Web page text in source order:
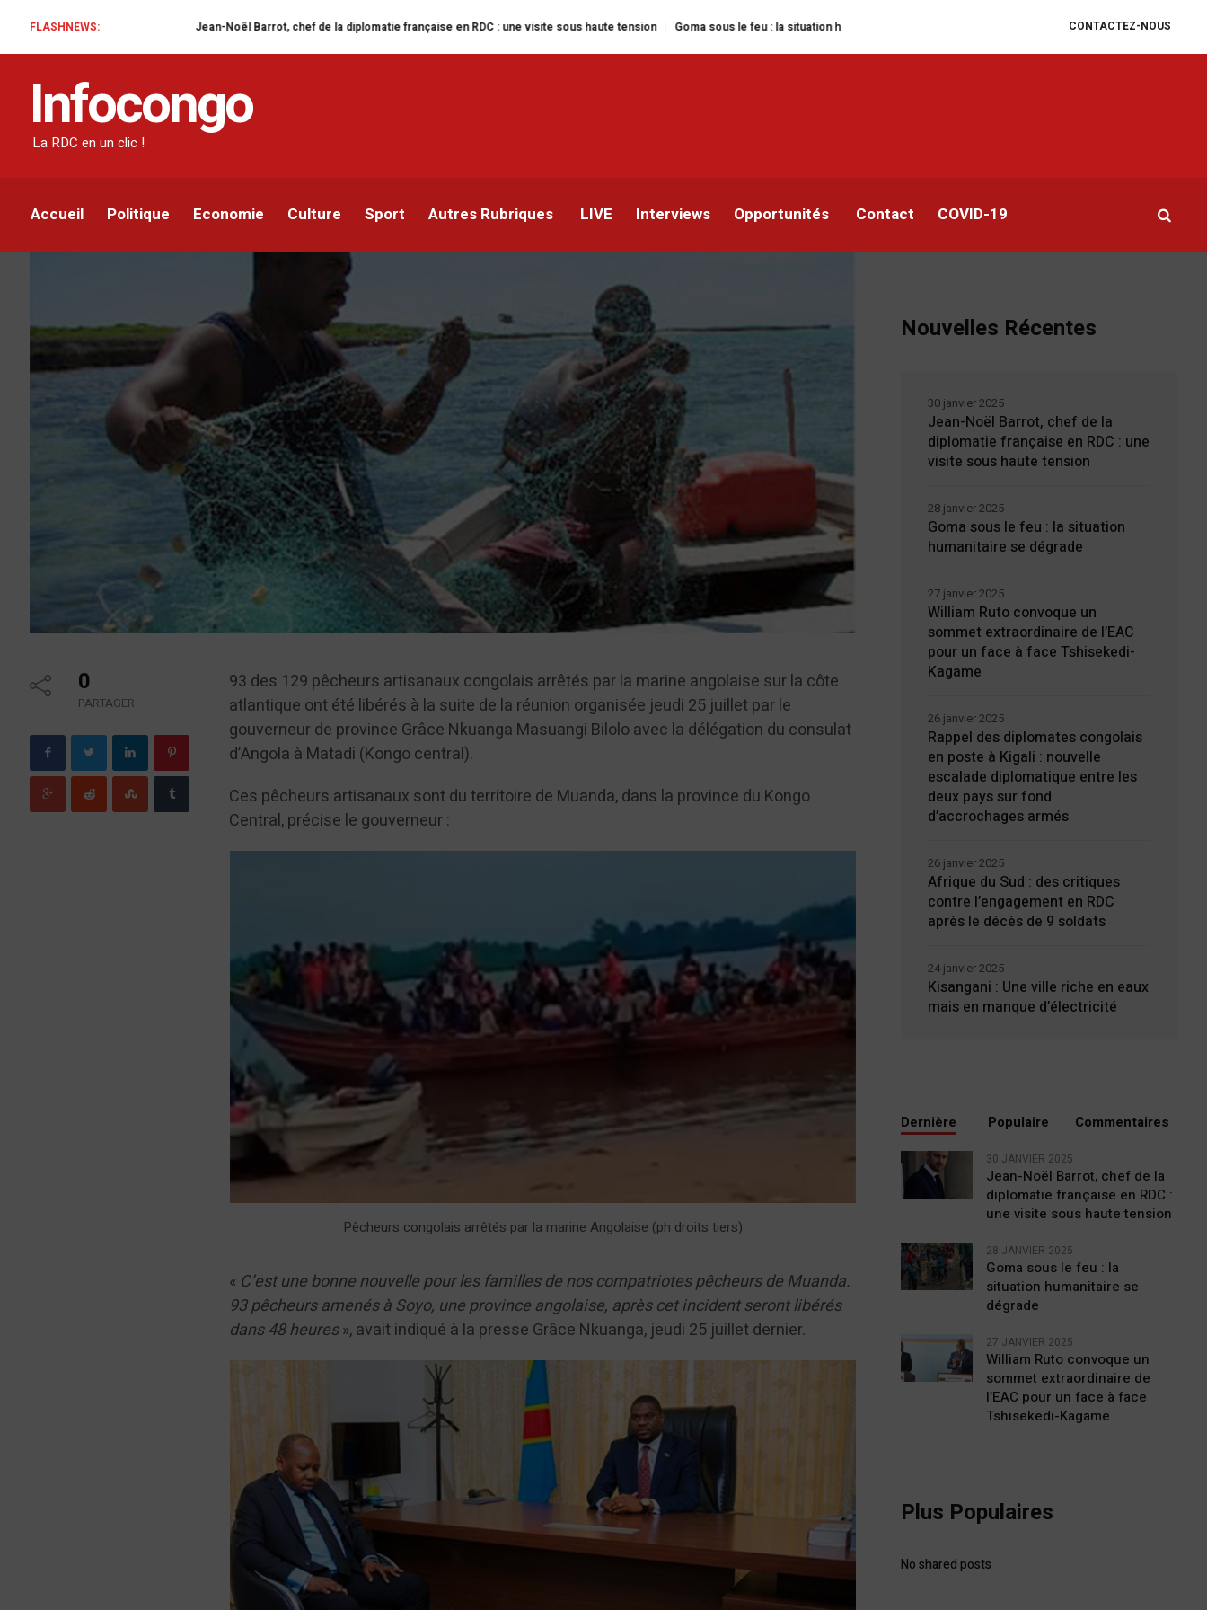
CONTACTEZ-NOUS
FLASHNEWS:Jean-Noël Barrot, chef de la diplomatie française en RDC : une visite sous haute tension Goma sous le feu : la situation humanitaire se dégrade William Ruto convoque un sommet extraordinaire de l’EAC pour
Infocongo
La RDC en un clic !
Accueil Politique Economie Culture Sport Autres Rubriques LIVE Interviews Opportunités Contact COVID-19
Angola – RDC : 93 sur 129 pêcheurs du Kongo
Central arrêtés sur la côte atlantique libérés
0
PARTAGER
93 des 129 pêcheurs artisanaux congolais arrêtés par la marine angolaise sur la côte
atlantique ont été libérés à la suite de la réunion organisée jeudi 25 juillet par le
gouverneur de province Grâce Nkuanga Masuangi Bilolo avec la délégation du consulat
d’Angola à Matadi (Kongo central).
Ces pêcheurs artisanaux sont du territoire de Muanda, dans la province du Kongo
Central, précise le gouverneur :
Pêcheurs congolais arrêtés par la marine Angolaise (ph droits tiers)
« C’est une bonne nouvelle pour les familles de nos compatriotes pêcheurs de Muanda.
93 pêcheurs amenés à Soyo, une province angolaise, après cet incident seront libérés
dans 48 heures», avait indiqué à la presse Grâce Nkuanga, jeudi 25 juillet dernier.
Nouvelles Récentes
Jean-Noël Barrot, chef de la
diplomatie française en RDC : une
visite sous haute tension
30 janvier 2025
Goma sous le feu : la situation
humanitaire se dégrade
28 janvier 2025
William Ruto convoque un
sommet extraordinaire de l’EAC
pour un face à face Tshisekedi-
Kagame
27 janvier 2025
Rappel des diplomates congolais
en poste à Kigali : nouvelle
escalade diplomatique entre les
deux pays sur fond
d’accrochages armés
26 janvier 2025
Afrique du Sud : des critiques
contre l’engagement en RDC
après le décès de 9 soldats
26 janvier 2025
Kisangani : Une ville riche en eaux
mais en manque d’électricité
24 janvier 2025
Dernière Populaire Commentaires
30 JANVIER 2025
Jean-Noël Barrot, chef de la
diplomatie française en RDC :
une visite sous haute tension
28 JANVIER 2025
Goma sous le feu : la
situation humanitaire se
dégrade
27 JANVIER 2025
William Ruto convoque un
sommet extraordinaire de
l’EAC pour un face à face
Tshisekedi-Kagame
Plus Populaires
No shared posts